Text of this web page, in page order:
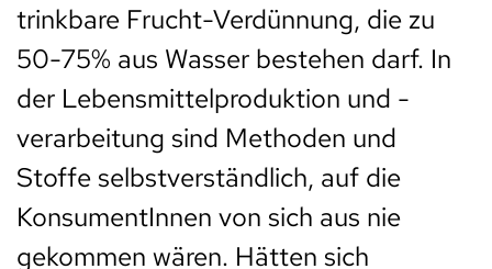
trinkbare Frucht-Verdünnung, die zu
50-75% aus Wasser bestehen darf. In
der Lebensmittelproduktion und -
verarbeitung sind Methoden und
Stoffe selbstverständlich, auf die
KonsumentInnen von sich aus nie
gekommen wären. Hätten sich